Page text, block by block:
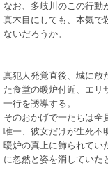
なお、多岐川のこの行動
真木目にしても、本気で
ないだろうか。
真犯人発覚直後、城に放
た食堂の暖炉付近、エリ
一行を誘導する。
そのおかげで一たちは全
唯一、彼女だけが生死不
暖炉の真上に飾られてい
に忽然と姿を消していた